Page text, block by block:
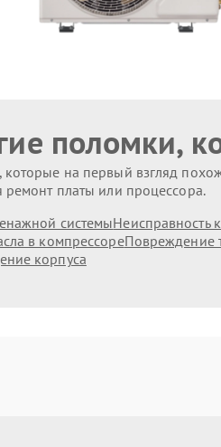
поломки,
на первый взгляд
ремонт платы или процессора.
системыНеисправность
в компрессореПовреждение
корпуса